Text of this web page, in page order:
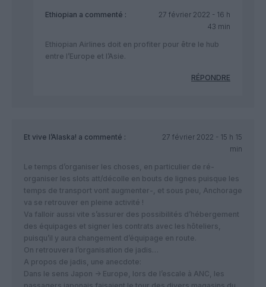
Ethiopian a commenté :
27 février 2022 - 16 h
43 min
Ethiopian Airlines doit en profiter pour être le hub
entre l’Europe et l’Asie.
RÉPONDRE
Et vive l’Alaska! a commenté :
27 février 2022 - 15 h 15
min
Le temps d’organiser les choses, en particulier de ré-
organiser les slots att/décolle en bouts de lignes puisque les
temps de transport vont augmenter-, et sous peu, Anchorage
va se retrouver en pleine activité !
Va falloir aussi vite s’assurer des possibilités d’hébergement
des équipages et signer les contrats avec les hôteliers,
puisqu’il y aura changement d’équipage en route.
On retrouvera l’organisation de jadis…
A propos de jadis, une anecdote:
Dans le sens Japon -> Europe, lors de l’escale à ANC, les